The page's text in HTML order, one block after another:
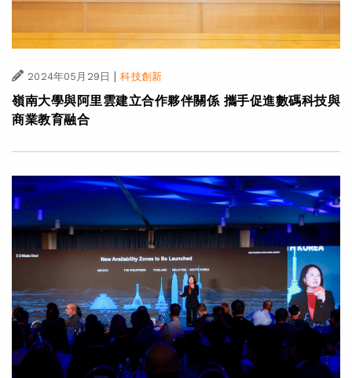
2024年05月29日 | 科技創新
嶺南大學與阿里雲建立合作夥伴關係 攜手促進數碼科技與
商業教育融合